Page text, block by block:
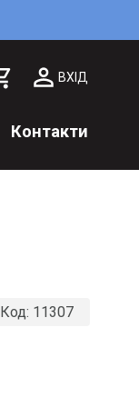
ВХІД
Контакти
Код: 11307